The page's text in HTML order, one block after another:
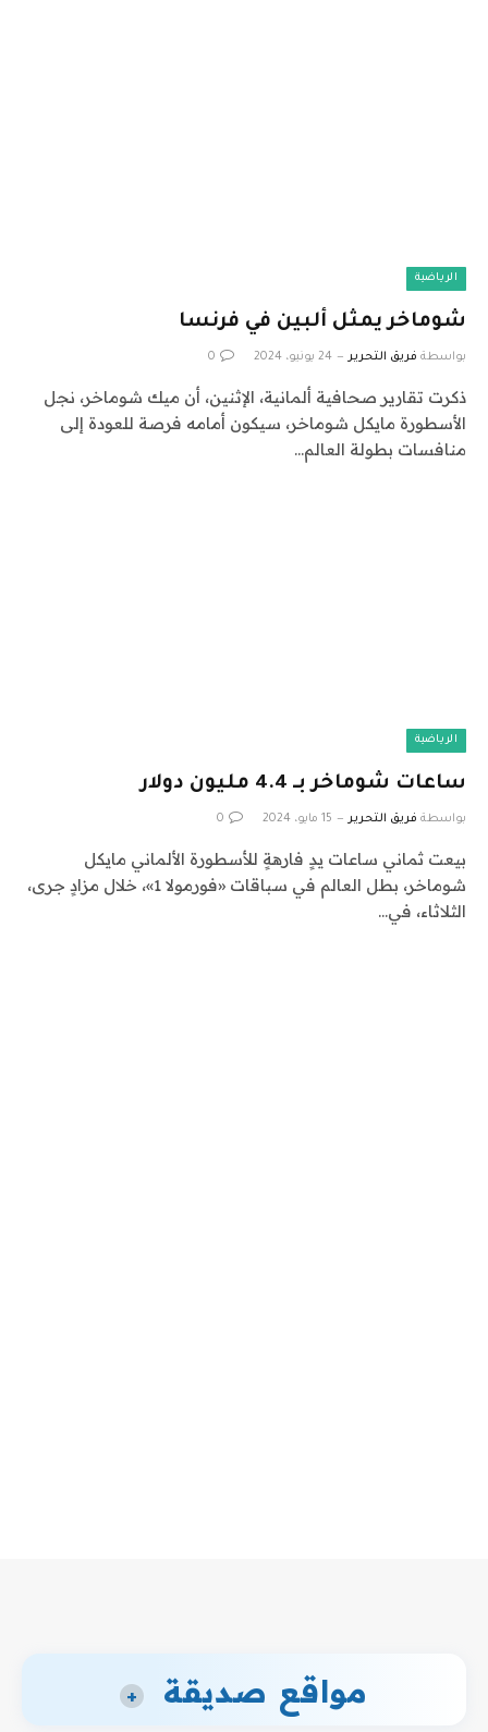
الرياضية
شوماخر يمثل ألبين في فرنسا
بواسطة فريق التحرير 24 يونيو، 2024 0
ذكرت تقارير صحافية ألمانية، الإثنين، أن ميك شوماخر، نجل
الأسطورة مايكل شوماخر، سيكون أمامه فرصة للعودة إلى
منافسات بطولة العالم…
الرياضية
ساعات شوماخر بـ 4.4 مليون دولار
بواسطة فريق التحرير 15 مايو، 2024 0
بيعت ثماني ساعات يدٍ فارهةٍ للأسطورة الألماني مايكل
شوماخر، بطل العالم في سباقات «فورمولا 1»، خلال مزادٍ جرى،
الثلاثاء، في…
مواقع صديقة +